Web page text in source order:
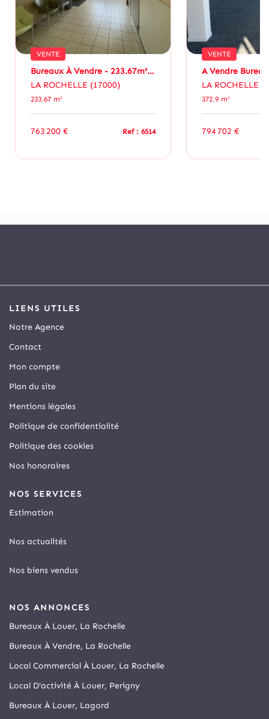
VENTE
Bureaux À Vendre - 233.67m² - La Pallice
LA ROCHELLE (17000)
233.67 m²
763 200 € Ref : 6514
VENTE
LA ROCHELLE
372.9 m²
794 702 €
LIENS UTILES
Notre Agence
Contact
Mon compte
Plan du site
Mentions légales
Politique de confidentialité
Politique des cookies
Nos honoraires
NOS SERVICES
Estimation
Nos actualités
Nos biens vendus
NOS ANNONCES
Bureaux À Louer, La Rochelle
Bureaux À Vendre, La Rochelle
Local Commercial À Louer, La Rochelle
Local D'activité À Louer, Perigny
Bureaux À Louer, Lagord